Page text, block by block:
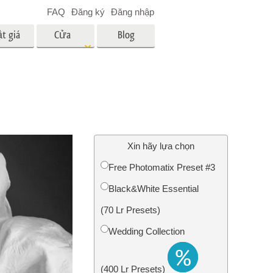
ảnh Dịch vụ phục hồi ảnh
giá Cửa
trẻ
Blog
FAQ Đăng ký Đăng nhập
Xin hãy lựa chọn
Free Photomatix Preset #3
Black&White Essential
(70 Lr Presets)
Wedding Collection
(400 Lr Presets)